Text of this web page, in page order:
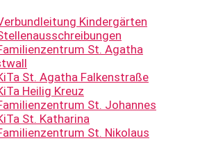
Kindergärten
St. Agatha
St. Agatha Falkenstraße
Heilig Kreuz
St. Johannes
St. Katharina
St. Nikolaus